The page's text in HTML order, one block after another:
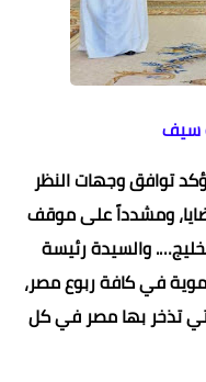
سيف
توافق وجهات النظر
ومشدداً على موقف
والسيدة رئيسة
في كافة ربوع مصر،
تذخر بها مصر في كل